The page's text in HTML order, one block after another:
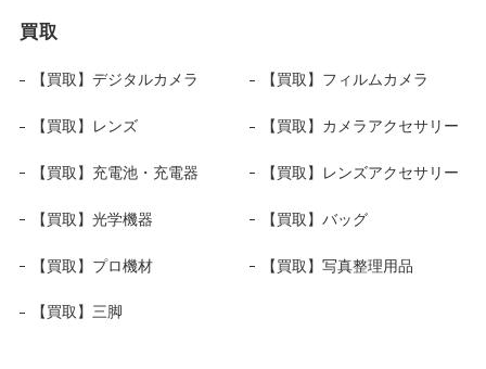
買取
【買取】デジタルカメラ 【買取】フィルムカメラ
【買取】レンズ 【買取】カメラアクセサリー
【買取】充電池・充電器 【買取】レンズアクセサリー
【買取】光学機器 【買取】バッグ
【買取】プロ機材 【買取】写真整理用品
【買取】三脚